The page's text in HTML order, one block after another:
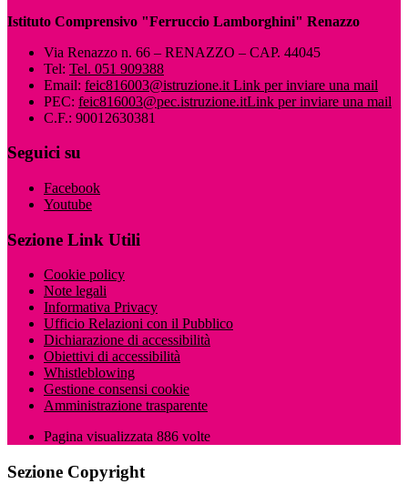
Istituto Comprensivo "Ferruccio Lamborghini" Renazzo
Via Renazzo n. 66 – RENAZZO – CAP. 44045
Tel: Tel. 051 909388
Email: feic816003@istruzione.it Link per inviare una mail
PEC: feic816003@pec.istruzione.itLink per inviare una mail
C.F.: 90012630381
Seguici su
Facebook
Youtube
Sezione Link Utili
Cookie policy
Note legali
Informativa Privacy
Ufficio Relazioni con il Pubblico
Dichiarazione di accessibilità
Obiettivi di accessibilità
Whistleblowing
Gestione consensi cookie
Amministrazione trasparente
Pagina visualizzata 886 volte
Sezione Copyright